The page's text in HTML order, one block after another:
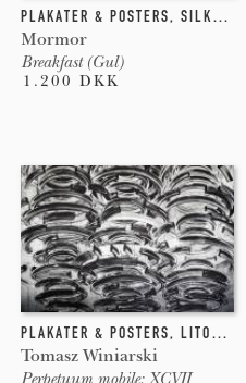
PLAKATER & POSTERS, SILKETRYK
Mormor
Breakfast (Gul)
1.200 DKK
PLAKATER & POSTERS, LITOGRAFI
Tomasz Winiarski
Perpetuum mobile: XCVII